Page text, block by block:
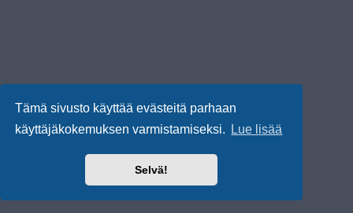
Tämä sivusto käyttää evästeitä parhaan
käyttäjäkokemuksen varmistamiseksi.
Lue lisää
Selvä!